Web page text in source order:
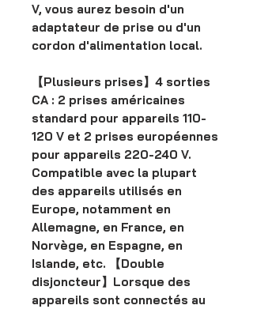
V, vous aurez besoin d'un
adaptateur de prise ou d'un
cordon d'alimentation local.
【Plusieurs prises】4 sorties
CA : 2 prises américaines
standard pour appareils 110-
120 V et 2 prises européennes
pour appareils 220-240 V.
Compatible avec la plupart
des appareils utilisés en
Europe, notamment en
Allemagne, en France, en
Norvège, en Espagne, en
Islande, etc. 【Double
disjoncteur】Lorsque des
appareils sont connectés au